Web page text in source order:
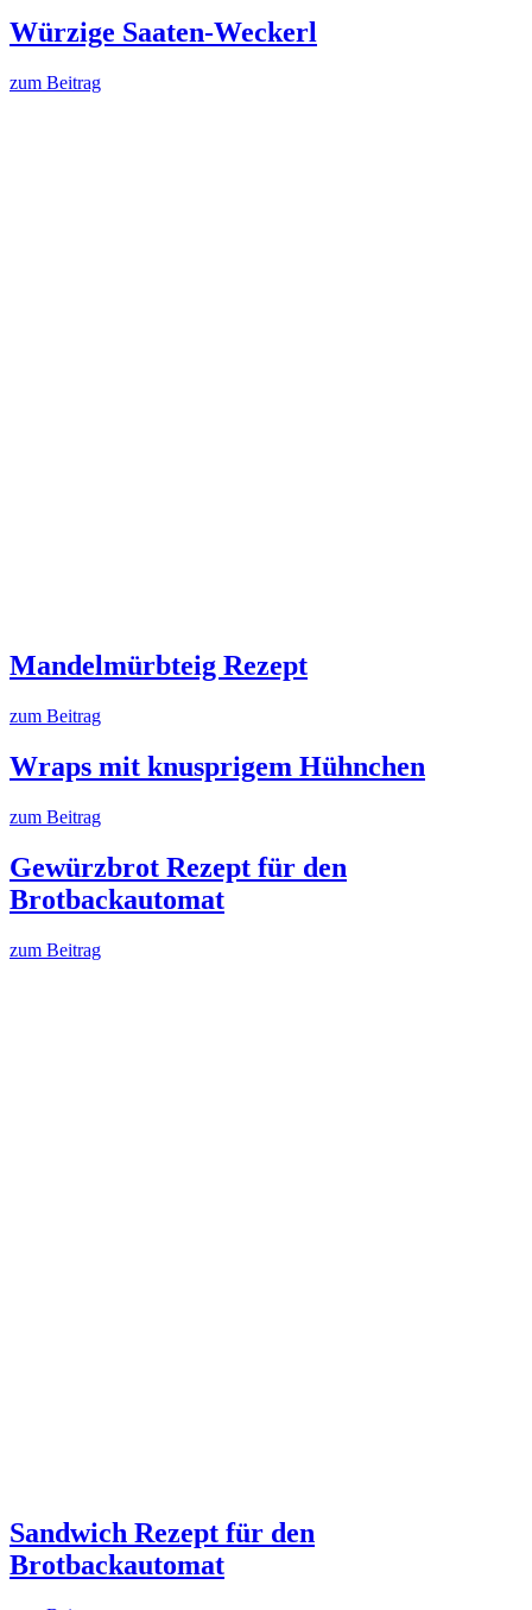
Würzige Saaten-Weckerl
zum Beitrag
Mandelmürbteig Rezept
zum Beitrag
Wraps mit knusprigem Hühnchen
zum Beitrag
Gewürzbrot Rezept für den
Brotbackautomat
zum Beitrag
Sandwich Rezept für den
Brotbackautomat